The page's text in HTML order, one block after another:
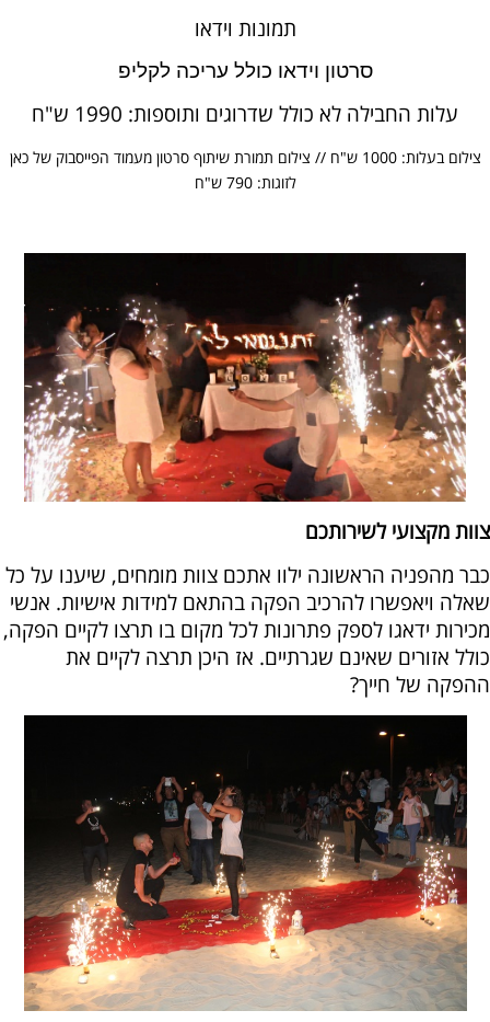
תמונות וידאו
סרטון וידאו כולל עריכה לקליפ
עלות החבילה לא כולל שדרוגים ותוספות: 1990 ש"ח
צילום בעלות: 1000 ש"ח // צילום תמורת שיתוף סרטון מעמוד הפייסבוק של כאן
לזוגות: 790 ש"ח
צוות מקצועי לשירותכם
כבר מהפניה הראשונה ילוו אתכם צוות מומחים, שיענו על כל
שאלה ויאפשרו להרכיב הפקה בהתאם למידות אישיות. אנשי
מכירות ידאגו לספק פתרונות לכל מקום בו תרצו לקיים הפקה,
כולל אזורים שאינם שגרתיים. אז היכן תרצה לקיים את
ההפקה של חייך?